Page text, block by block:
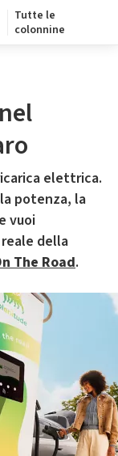
Tutte le
colonnine
elettrica.
potenza, la
vuoi
della
The Road.